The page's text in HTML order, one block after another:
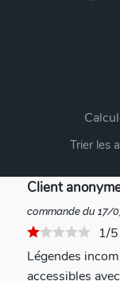
Trier les
Client
commande du 17/
1/5
Légendes
accessibles